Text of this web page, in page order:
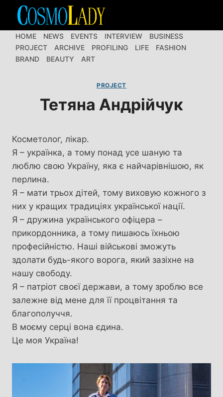
Перейти
вмістуHOME NEWS EVENTS INTERVIEW
BUSINESS
PROJECT
ARCHIVE PROFILING LIFE
FASHION
BRAND
BEAUTY ART
PROJECT
Тетяна Андрійчук
Косметолог, лікар.
Я – українка, а тому понад усе шаную та
люблю свою Україну, яка є найчарівнішою, як
перлина.
Я – мати трьох дітей, тому виховую кожного з
них у кращих традиціях української нації.
Я – дружина українського офіцера –
прикордонника, а тому пишаюсь їхньою
професійністю. Наші військові зможуть
здолати будь-якого ворога, який зазіхне на
нашу свободу.
Я – патріот своєї держави, а тому зроблю все
залежне від мене для її процвітання та
благополуччя.
В моєму серці вона єдина.
Це моя Україна!